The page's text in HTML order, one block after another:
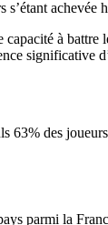
s’étant
capacité à
significative
63% des
parmi la